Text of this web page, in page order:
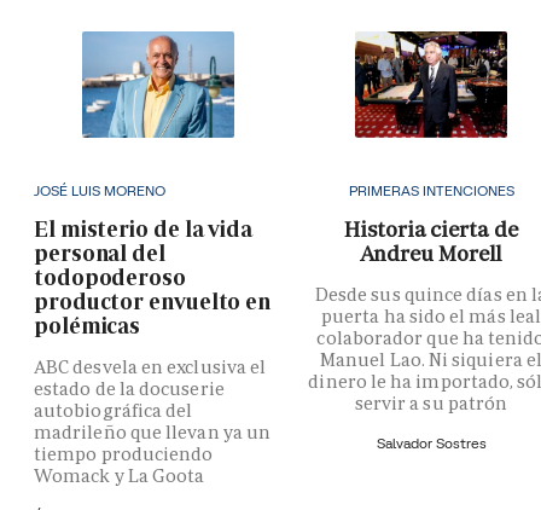
JOSÉ LUIS MORENO
El misterio de la vida
personal del
todopoderoso
productor envuelto en
polémicas
ABC desvela en exclusiva el
estado de la docuserie
autobiográfica del
madrileño que llevan ya un
tiempo produciendo
Womack y La Goota
PRIMERAS INTENCIONES
Historia cierta de
Andreu Morell
Desde sus quince días en
puerta ha sido el más leal
colaborador que ha
Manuel Lao. Ni siquiera
dinero le ha importado,
servir a su patrón
Salvador Sostres